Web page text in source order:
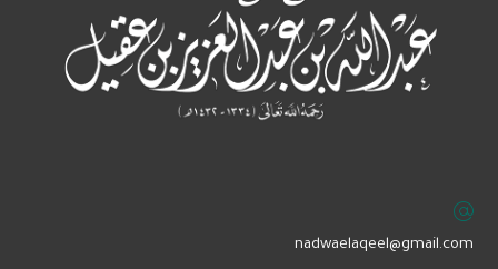
‏nadwaelaqeel@gmail.com